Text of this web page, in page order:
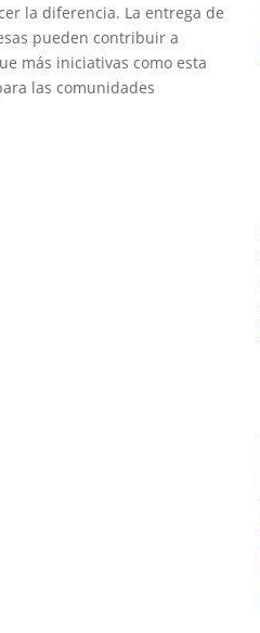
la diferencia. La entrega de
pueden contribuir a
más iniciativas como esta
las comunidades